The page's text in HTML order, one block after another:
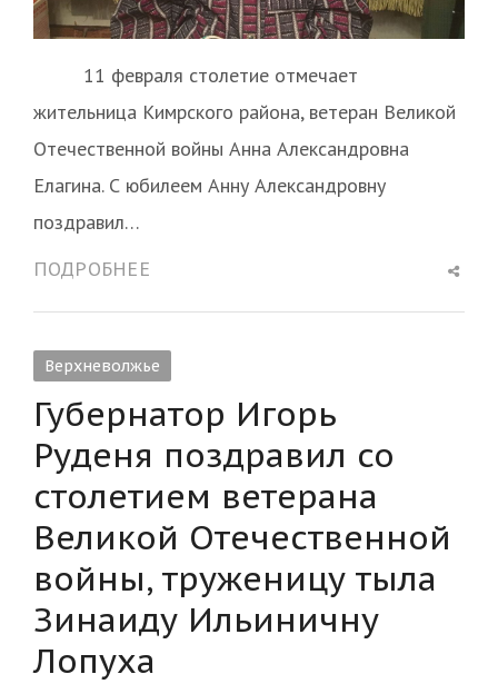
11 февраля столетие отмечает
жительница Кимрского района, ветеран Великой
Отечественной войны Анна Александровна
Елагина. С юбилеем Анну Александровну
поздравил…
ПОДРОБНЕЕ
post
Верхневолжье
Губернатор Игорь
Руденя поздравил со
столетием ветерана
Великой Отечественной
войны, труженицу тыла
Зинаиду Ильиничну
Лопуха